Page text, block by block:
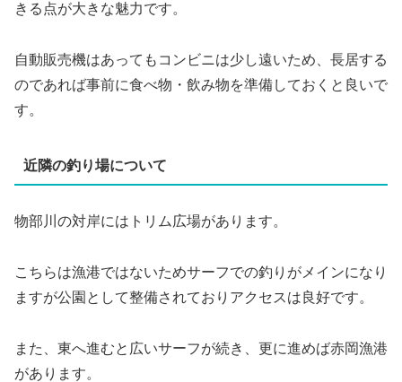
きる点が大きな魅力です。
自動販売機はあってもコンビニは少し遠いため、長居する
のであれば事前に食べ物・飲み物を準備しておくと良いで
す。
近隣の釣り場について
物部川の対岸にはトリム広場があります。
こちらは漁港ではないためサーフでの釣りがメインになり
ますが公園として整備されておりアクセスは良好です。
また、東へ進むと広いサーフが続き、更に進めば赤岡漁港
があります。